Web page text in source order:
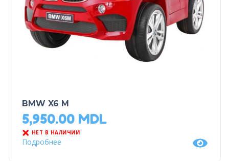
BMW X6 M
5,950.00 MDL
НЕТ В НАЛИЧИИ
Подробнее